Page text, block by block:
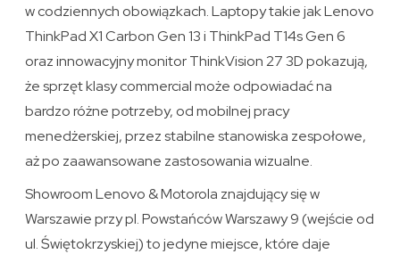
w codziennych obowiązkach. Laptopy takie jak Lenovo
ThinkPad X1 Carbon Gen 13 i ThinkPad T14s Gen 6
oraz innowacyjny monitor ThinkVision 27 3D pokazują,
że sprzęt klasy commercial może odpowiadać na
bardzo różne potrzeby, od mobilnej pracy
menedżerskiej, przez stabilne stanowiska zespołowe,
aż po zaawansowane zastosowania wizualne.
Showroom Lenovo & Motorola znajdujący się w
Warszawie przy pl. Powstańców Warszawy 9 (wejście od
ul. Świętokrzyskiej) to jedyne miejsce, które daje